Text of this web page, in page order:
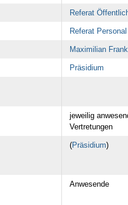
Referat
Referat Personal
Maximilian
Präsidium
jeweilig
Vertretungen
(Präsidium)
Anwesende